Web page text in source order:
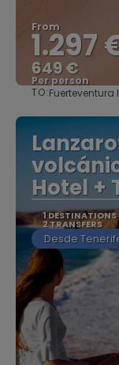
From
1.297
649 €
Per person
TO:Fuerteventura
Hotel +
1 DESTINATIONS
2 TRANSFERS
Desde